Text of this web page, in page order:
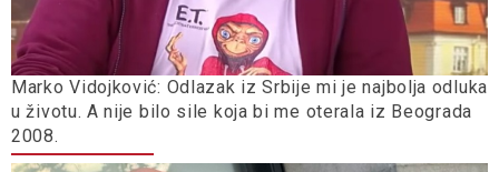
Marko Vidojković: Odlazak iz Srbije mi je najbolja odluka
u životu. A nije bilo sile koja bi me oterala iz Beograda
2008.